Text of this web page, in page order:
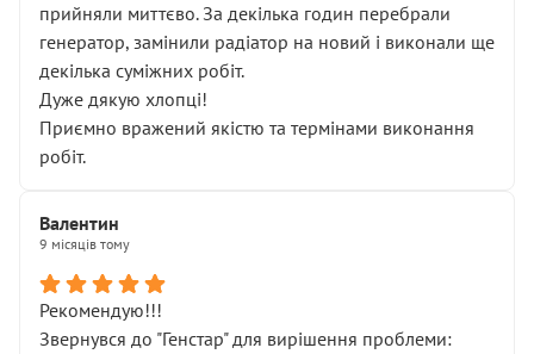
прийняли миттєво. За декілька годин перебрали
генератор, замінили радіатор на новий і виконали ще
декілька суміжних робіт.
Дуже дякую хлопці!
Приємно вражений якістю та термінами виконання
робіт.
Валентин
9 місяців тому
Рекомендую!!!
Звернувся до "Генстар" для вирішення проблеми: